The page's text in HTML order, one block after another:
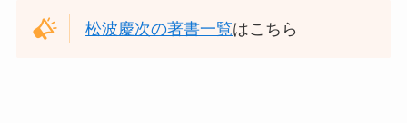
松波慶次の著書一覧はこちら